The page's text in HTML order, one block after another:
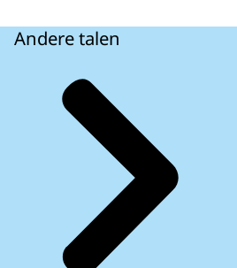
Andere talen